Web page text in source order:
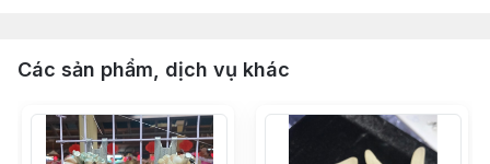
Các sản phẩm, dịch vụ khác